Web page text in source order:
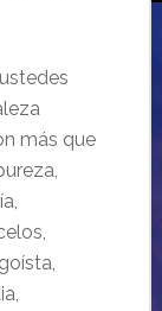
más que